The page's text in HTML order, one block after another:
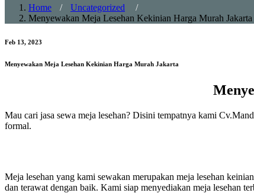
Home / Uncategorized
/
Menyewakan Meja Lesehan Kekinian Harga Murah Jakarta
Feb 13, 2023
Menyewakan Meja Lesehan Kekinian Harga Murah Jakarta
Mau cari jasa sewa meja lesehan? Disini tempatnya kami
formal.
Meja lesehan yang kami sewakan merupakan meja lesehan
dan terawat dengan baik. Kami siap menyediakan meja lesehan